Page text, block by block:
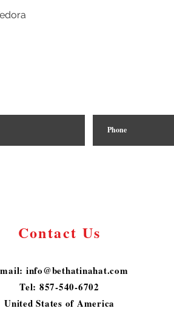
Contact Us
info@bethatinahat.com
Tel: 857-540-6702
United States of America